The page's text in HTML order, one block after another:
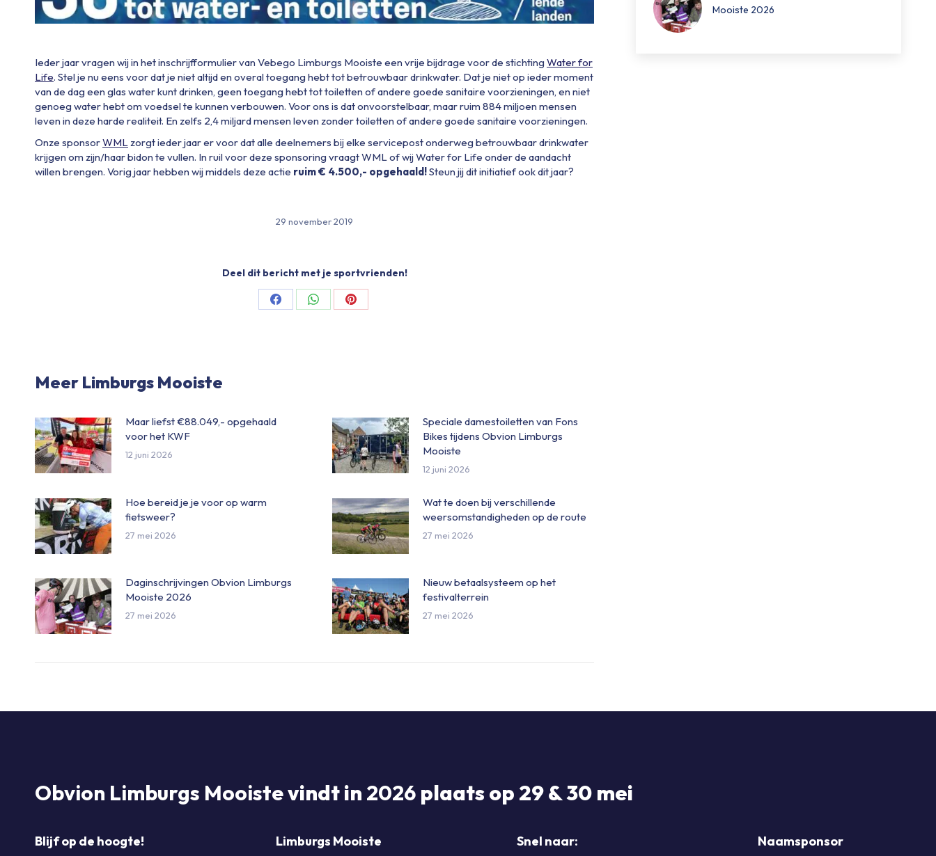
Ieder jaar vragen wij in het inschrijfformulier van Vebego Limburgs Mooiste een vrije bijdrage voor de stichting Water for
Life. Stel je nu eens voor dat je niet altijd en overal toegang hebt tot betrouwbaar drinkwater. Dat je niet op ieder moment
van de dag een glas water kunt drinken, geen toegang hebt tot toiletten of andere goede sanitaire voorzieningen, en niet
genoeg water hebt om voedsel te kunnen verbouwen. Voor ons is dat onvoorstelbaar, maar ruim 884 miljoen mensen
leven in deze harde realiteit. En zelfs 2,4 miljard mensen leven zonder toiletten of andere goede sanitaire voorzieningen.
Onze sponsorWMLzorgt ieder jaar er voor dat alle deelnemers bij elke servicepost onderweg betrouwbaar drinkwater
krijgen om zijn/haar bidon te vullen. In ruil voor deze sponsoring vraagt WML of wij Water for Life onder de aandacht
willen brengen. Vorig jaar hebben wij middels deze actie ruim € 4.500,- opgehaald!Steun jij dit initiatief ook dit jaar?
29 november 2019
Deel dit bericht met je sportvrienden!
Share
Share
Share
Meer Limburgs Mooiste
Maar liefst €88.049,- opgehaald
voor het KWF
12 juni 2026
Speciale damestoiletten van Fons
Bikes tijdens Obvion Limburgs
Mooiste
12 juni 2026
Hoe bereid je je voor op warm
fietsweer?
27 mei 2026
Wat te doen bij verschillende
weersomstandigheden op de route
27 mei 2026
Daginschrijvingen Obvion Limburgs
Mooiste 2026
27 mei 2026
Nieuw betaalsysteem op het
festivalterrein
27 mei 2026
Mooiste 2026
Obvion Limburgs Mooistevindt in 2026 plaats op 29 & 30 mei
Blijf op de hoogte! Limburgs Mooiste Snel naar: Naamsponsor